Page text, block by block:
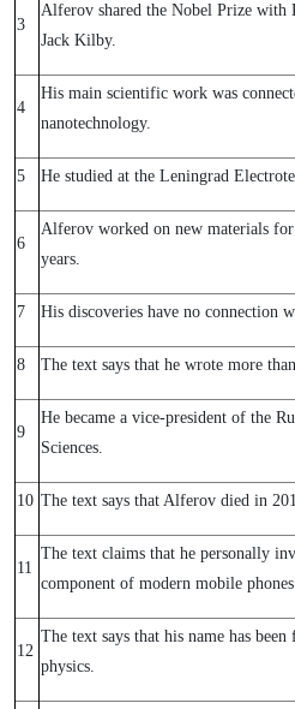
3
Alferov shared the Nobel Prize with
Jack Kilby.
4
His main scientific work was
nanotechnology.
5 He studied at the Leningrad
6
Alferov worked on new materials
years.
7 His discoveries have no connection
8 The text says that he wrote more
9
He became a vice‑president of the
Sciences.
10 The text says that Alferov died in
11
The text claims that he personally
component of modern mobile
12
The text says that his name has
physics.